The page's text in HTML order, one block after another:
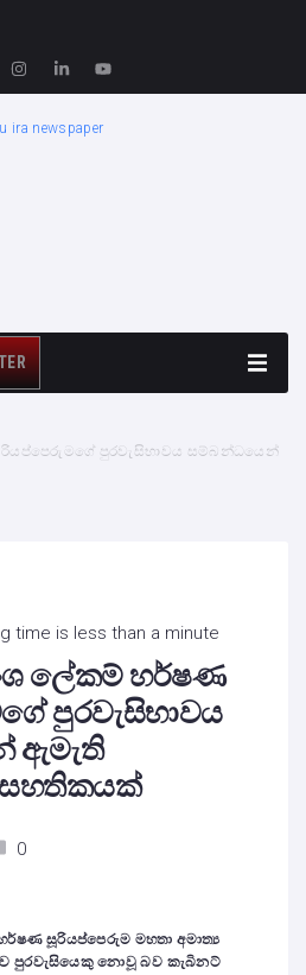
පුරවැසිභාවය සම්බන්ධයෙන්
time is less than a minute
ලේකම් හර්ෂණ
පුරවැසිභාවය
ඇමැති
0
සූරියප්පෙරුම මහතා අමාත්‍ය
පුරවැසියෙකු නොවූ බව කැබිනට්